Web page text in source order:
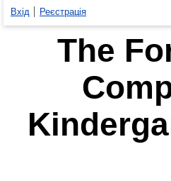
Вхід Реєстрація
The